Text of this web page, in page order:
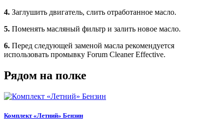
4. Заглушить двигатель, слить отработанное масло.
5. Поменять масляный фильтр и залить новое масло.
6. Перед следующей заменой масла рекомендуется
использовать промывку Forum Cleaner Effective.
Рядом на полке
Комплект «Летний» Бензин